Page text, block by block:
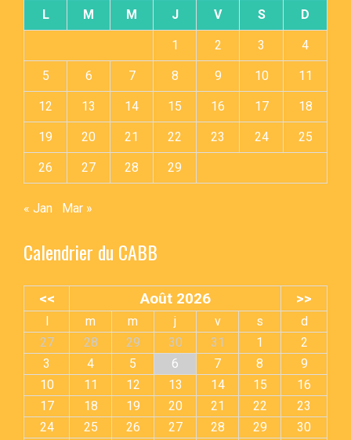
L M M J V S D
1 2 3 4
5 6 7 8 9 10 11
12 13 14 15 16 17 18
19 20 21 22 23 24 25
26 27 28 29
« Jan Mar »
Calendrier du CABB
<< Août 2026 >>
l m m j v s
d
27
28 29 30 31 1
2
3
4 5 6 7 8
9
10
11 12 13 14 15
16
17
18 19 20 21 22
23
24
25 26 27 28 29 30